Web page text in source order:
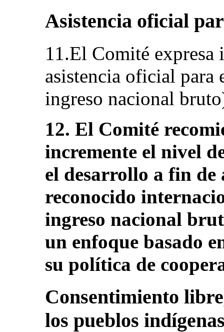
Asistencia oficial
11.El Comité
asistencia oficial para
ingreso nacional
12. El Comité
incremente el nivel
el desarrollo a fin
reconocido
ingreso nacional
un enfoque basado
su política de
Consentimiento
los pueblos